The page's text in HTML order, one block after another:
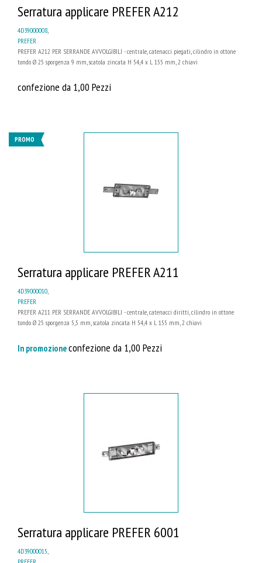
Serratura applicare PREFER A212
4D39000008,
PREFER
PREFER A212 PER SERRANDE AVVOLGIBILI - centrale, catenacci piegati, cilindro in ottone
tondo Ø 25 sporgenza 9 mm, scatola zincata H 54,4 x L 155 mm, 2 chiavi
confezione da 1,00 Pezzi
PROMO
Serratura applicare PREFER A211
4D39000010
PREFER
PREFER A211 PER SERRANDE AVVOLGIBILI - centrale, catenacci diritti, cilindro in ottone
tondo Ø 25 sporgenza 5,5 mm, scatola zincata H 54,4 x L 155 mm, 2 chiavi
In promozioneconfezione da 1,00 Pezzi
Serratura applicare PREFER 6001
4D39000015,